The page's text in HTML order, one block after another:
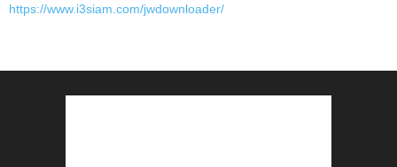
https://www.i3siam.com/jwdownloader/